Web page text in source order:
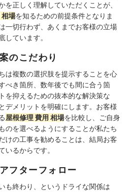
を正しく理解していただくことが、
相場を知るための前提条件となりま
一切行わず、あくまでお客様の立場
しています。
のこだわり
は複数の選択肢を提示することを心
べき箇所、数年後でも間に合う箇
を抑えるための抜本的な解決策な
デメリットを明確にします。お客様
屋根修理 費用 相場を比較し、ご自身
のを選べるようにすることが私たち
けの工事を勧めることは、結局お客
いるからです。
フターフォロー
も終わり、というドライな関係は